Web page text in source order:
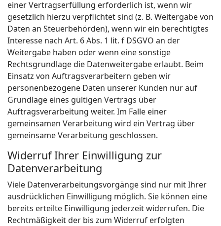
einer Vertragserfüllung erforderlich ist, wenn wir
gesetzlich hierzu verpflichtet sind (z. B. Weitergabe von
Daten an Steuerbehörden), wenn wir ein berechtigtes
Interesse nach Art. 6 Abs. 1 lit. f DSGVO an der
Weitergabe haben oder wenn eine sonstige
Rechtsgrundlage die Datenweitergabe erlaubt. Beim
Einsatz von Auftragsverarbeitern geben wir
personenbezogene Daten unserer Kunden nur auf
Grundlage eines gültigen Vertrags über
Auftragsverarbeitung weiter. Im Falle einer
gemeinsamen Verarbeitung wird ein Vertrag über
gemeinsame Verarbeitung geschlossen.
Widerruf Ihrer Einwilligung zur
Datenverarbeitung
Viele Datenverarbeitungsvorgänge sind nur mit Ihrer
ausdrücklichen Einwilligung möglich. Sie können eine
bereits erteilte Einwilligung jederzeit widerrufen. Die
Rechtmäßigkeit der bis zum Widerruf erfolgten